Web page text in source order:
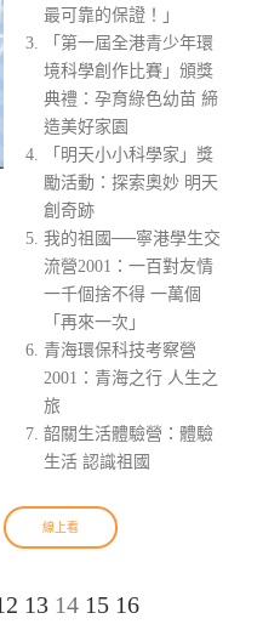
最可靠的保證！」
「第一屆全港青少年環
境科學創作比賽」頒獎
典禮：孕育綠色幼苗 締
造美好家園
「明天小小科學家」獎
勵活動：探索奧妙 明天
創奇跡
我的祖國──寧港學生交
流營2001：一百對友情
一千個捨不得 一萬個
「再來一次」
青海環保科技考察營
2001：青海之行 人生之
旅
韶關生活體驗營：體驗
生活 認識祖國
線上看
13 14 15 16